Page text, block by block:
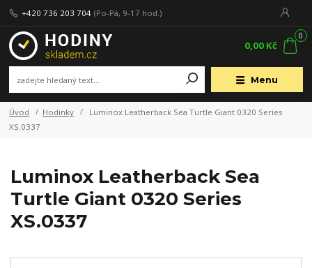
Menu
+420 736 203 704 (Po-Pá, 9-17 hod.)
0
0,00 Kč
Úvod Hodinky
Luminox Leatherback Sea Turtle Giant 0320 Series
XS.0337
Luminox Leatherback Sea
Turtle Giant 0320 Series
XS.0337